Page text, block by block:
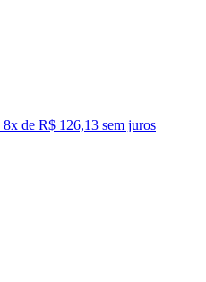
8x de R$ 126,13 sem juros